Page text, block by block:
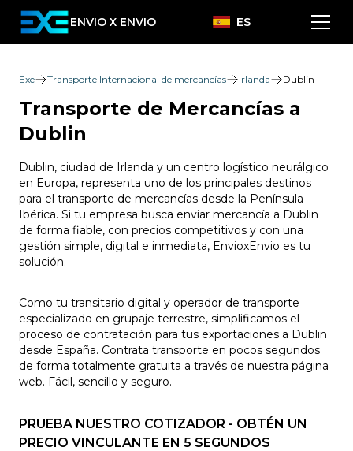
ENVIO X ENVIO ES
Exe Transporte Internacional de mercancías Irlanda Dublin
Transporte de Mercancías a
Dublin
Dublin, ciudad de Irlanda y un centro logístico neurálgico
en Europa, representa uno de los principales destinos
para el transporte de mercancías desde la Península
Ibérica. Si tu empresa busca enviar mercancía a Dublin
de forma fiable, con precios competitivos y con una
gestión simple, digital e inmediata, EnvioxEnvio es tu
solución.
Como tu transitario digital y operador de transporte
especializado en grupaje terrestre, simplificamos el
proceso de contratación para tus exportaciones a Dublin
desde España. Contrata transporte en pocos segundos
de forma totalmente gratuita a través de nuestra página
web. Fácil, sencillo y seguro.
PRUEBA NUESTRO COTIZADOR - OBTÉN UN
PRECIO VINCULANTE EN 5 SEGUNDOS